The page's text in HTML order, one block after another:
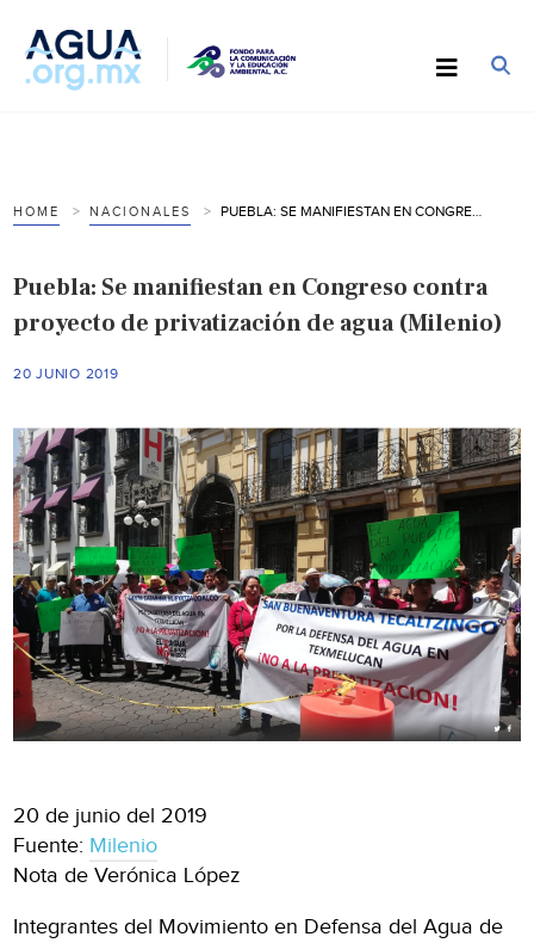
HOME NACIONALES
Puebla: Se manifiestan en Congreso contra
proyecto de privatización de agua (Milenio)
20 JUNIO 2019
20 de junio del 2019
Fuente: Milenio
Nota de Verónica López
Integrantes del Movimiento en Defensa del Agua de